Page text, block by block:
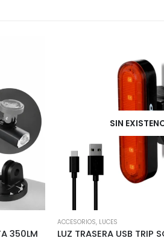
350LM
SIN
ACCESORIOS, LUCES
LUZ TRASERA USB TRIP